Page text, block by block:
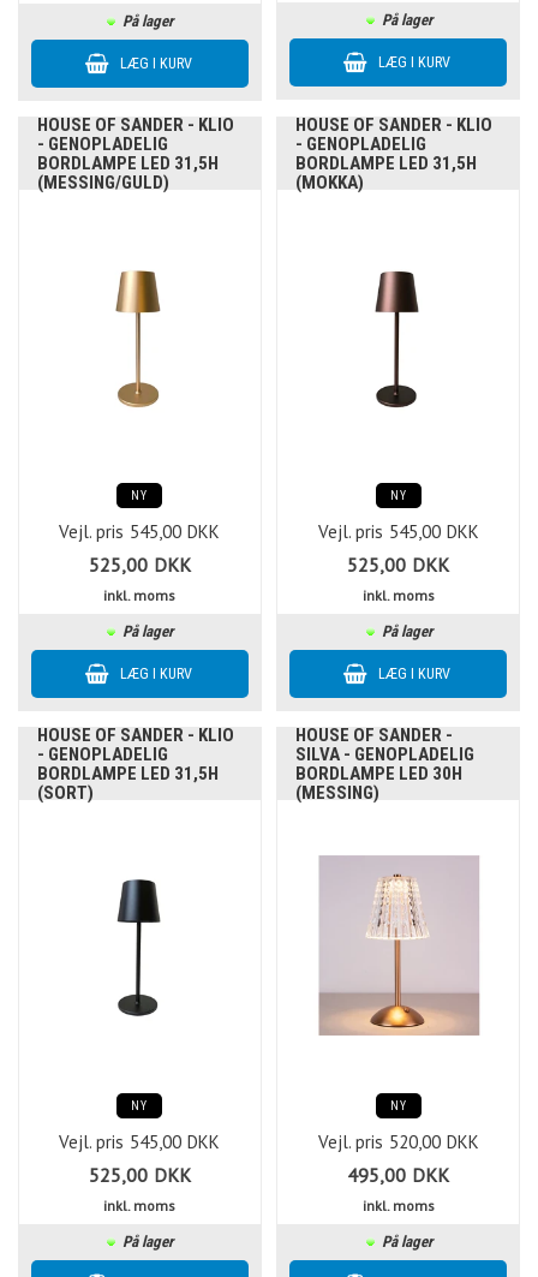
På lager
På lager
HOUSE OF SANDER - KLIO
- GENOPLADELIG
BORDLAMPE LED 31,5H
(MESSING/GULD)
NY
Vejl. pris 545,00 DKK
525,00 DKK
inkl. moms
På lager
HOUSE OF SANDER - KLIO
- GENOPLADELIG
BORDLAMPE LED 31,5H
(MOKKA)
NY
Vejl. pris 545,00 DKK
525,00 DKK
inkl. moms
På lager
HOUSE OF SANDER - KLIO
- GENOPLADELIG
BORDLAMPE LED 31,5H
(SORT)
NY
Vejl. pris 545,00 DKK
525,00 DKK
inkl. moms
På lager
HOUSE OF SANDER -
SILVA - GENOPLADELIG
BORDLAMPE LED 30H
(MESSING)
NY
Vejl. pris 520,00 DKK
495,00 DKK
inkl. moms
På lager